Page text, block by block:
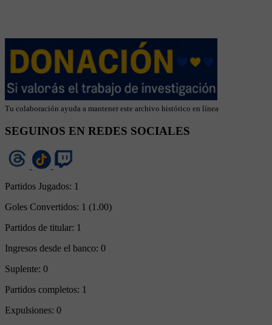
Tu colaboración ayuda a mantener este archivo histórico en línea
SEGUINOS EN REDES SOCIALES
Partidos Jugados: 1
Goles Convertidos: 1 (1.00)
Partidos de titular: 1
Ingresos desde el banco: 0
Suplente: 0
Partidos completos: 1
Expulsiones: 0